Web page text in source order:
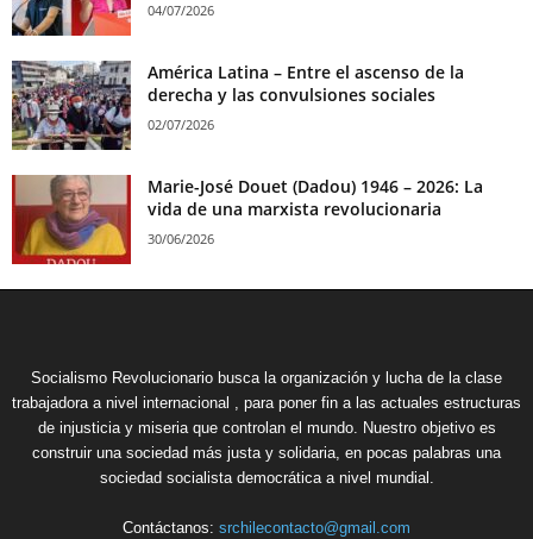
04/07/2026
América Latina – Entre el ascenso de la
derecha y las convulsiones sociales
02/07/2026
Marie-José Douet (Dadou) 1946 – 2026: La
vida de una marxista revolucionaria
30/06/2026
Socialismo Revolucionario busca la organización y lucha de la clase
trabajadora a nivel internacional , para poner fin a las actuales estructuras
de injusticia y miseria que controlan el mundo. Nuestro objetivo es
construir una sociedad más justa y solidaria, en pocas palabras una
sociedad socialista democrática a nivel mundial.
Contáctanos: srchilecontacto@gmail.com